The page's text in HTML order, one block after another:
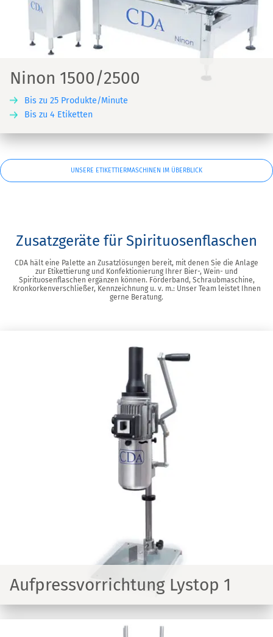
Ninon 1500/2500
Bis zu 25 Produkte/Minute
Bis zu 4 Etiketten
UNSERE ETIKETTIERMASCHINEN IM ÜBERBLICK
Zusatzgeräte für Spirituosenflaschen
CDA hält eine Palette an Zusatzlösungen bereit, mit denen Sie die Anlage
zur Etikettierung und Konfektionierung Ihrer Bier-, Wein- und
Spirituosenflaschen ergänzen können. Förderband, Schraubmaschine,
Kronkorkenverschließer, Kennzeichnung u. v. m.: Unser Team leistet Ihnen
gerne Beratung.
Aufpressvorrichtung Lystop 1